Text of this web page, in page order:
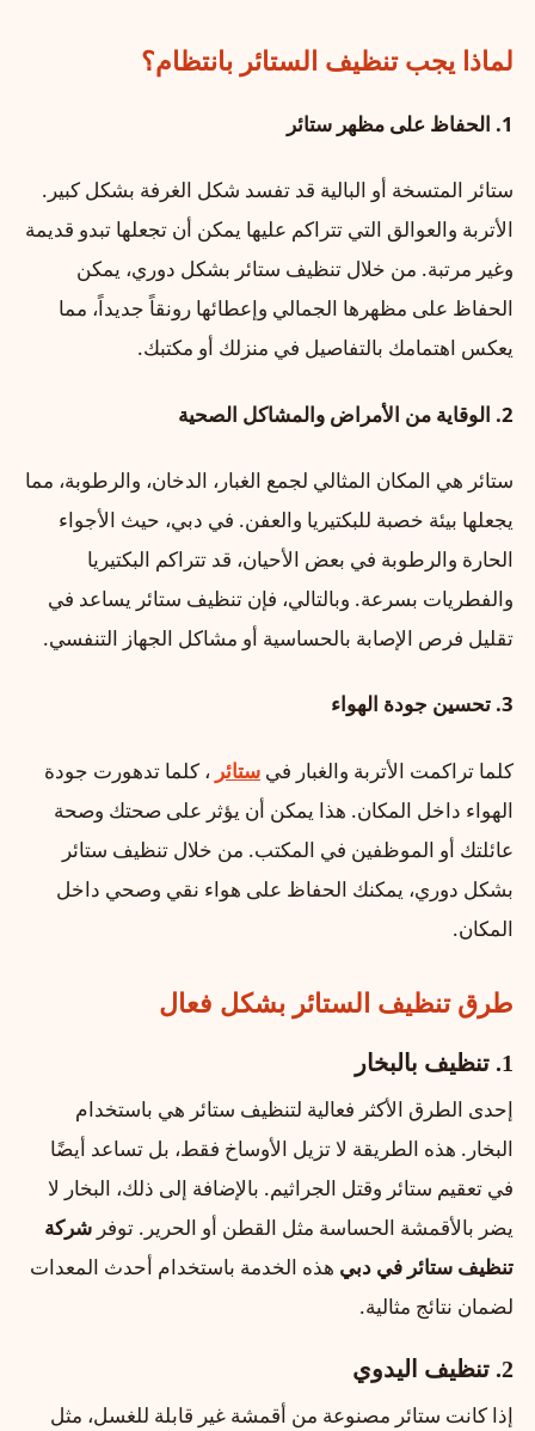
لماذا يجب تنظيف الستائر بانتظام؟
1. الحفاظ على مظهر ستائر
ستائر المتسخة أو البالية قد تفسد شكل الغرفة بشكل كبير.
الأتربة والعوالق التي تتراكم عليها يمكن أن تجعلها تبدو قديمة
وغير مرتبة. من خلال تنظيف ستائر بشكل دوري، يمكن
الحفاظ على مظهرها الجمالي وإعطائها رونقاً جديداً، مما
يعكس اهتمامك بالتفاصيل في منزلك أو مكتبك.
2. الوقاية من الأمراض والمشاكل الصحية
ستائر هي المكان المثالي لجمع الغبار، الدخان، والرطوبة، مما
يجعلها بيئة خصبة للبكتيريا والعفن. في دبي، حيث الأجواء
الحارة والرطوبة في بعض الأحيان، قد تتراكم البكتيريا
والفطريات بسرعة. وبالتالي، فإن تنظيف ستائر يساعد في
تقليل فرص الإصابة بالحساسية أو مشاكل الجهاز التنفسي.
3. تحسين جودة الهواء
كلما تراكمت الأتربة والغبار في ستائر ، كلما تدهورت جودة
الهواء داخل المكان. هذا يمكن أن يؤثر على صحتك وصحة
عائلتك أو الموظفين في المكتب. من خلال تنظيف ستائر
بشكل دوري، يمكنك الحفاظ على هواء نقي وصحي داخل
المكان.
طرق تنظيف الستائر بشكل فعال
1. تنظيف بالبخار
إحدى الطرق الأكثر فعالية لتنظيف ستائر هي باستخدام
البخار. هذه الطريقة لا تزيل الأوساخ فقط، بل تساعد أيضًا
في تعقيم ستائر وقتل الجراثيم. بالإضافة إلى ذلك، البخار لا
يضر بالأقمشة الحساسة مثل القطن أو الحرير. توفر شركة
تنظيف ستائر في دبي هذه الخدمة باستخدام أحدث المعدات
لضمان نتائج مثالية.
2. تنظيف اليدوي
إذا كانت ستائر مصنوعة من أقمشة غير قابلة للغسل، مثل